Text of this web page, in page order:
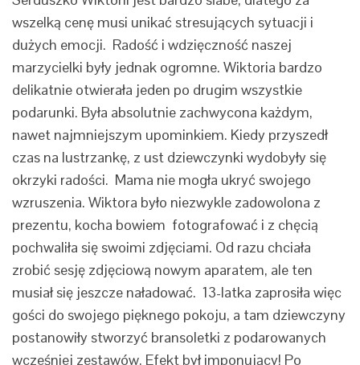
wszelką cenę musi unikać stresujących sytuacji i
dużych emocji. Radość i wdzięczność naszej
marzycielki były jednak ogromne. Wiktoria bardzo
delikatnie otwierała jeden po drugim wszystkie
podarunki. Była absolutnie zachwycona każdym,
nawet najmniejszym upominkiem. Kiedy przyszedł
czas na lustrzankę, z ust dziewczynki wydobyły się
okrzyki radości. Mama nie mogła ukryć swojego
wzruszenia. Wiktora było niezwykle zadowolona z
prezentu, kocha bowiem fotografować i z chęcią
pochwaliła się swoimi zdjęciami. Od razu chciała
zrobić sesję zdjęciową nowym aparatem, ale ten
musiał się jeszcze naładować. 13-latka zaprosiła więc
gości do swojego pięknego pokoju, a tam dziewczyny
postanowiły stworzyć bransoletki z podarowanych
wcześniej zestawów. Efekt był imponujący! Po